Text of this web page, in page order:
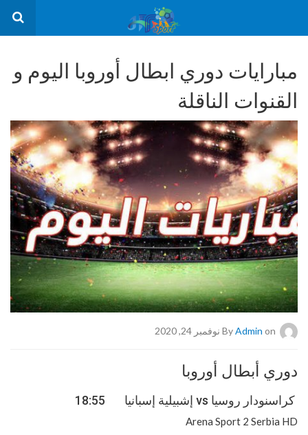
مبارايات دوري ابطال أوروبا اليوم و
القنوات الناقلة
By Admin on نوفمبر 24, 2020
دوري أبطال أوروبا
كراسنودار روسيا vs إشبيلية إسبانيا 18:55
Arena Sport 2 Serbia HD